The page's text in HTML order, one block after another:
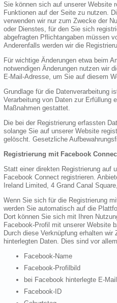
Sie können sich auf unserer Website
Funktionen auf der Seite zu nutzen.
verwenden wir nur zum Zwecke der
oder Dienstes, für den Sie sich
abgefragten Pflichtangaben müssen
Anderenfalls werden wir die
Für wichtige Änderungen etwa beim
notwendigen Änderungen nutzen wir
E-Mail-Adresse, um Sie auf diesem
Grundlage für die Datenverarbeitung
Verarbeitung von Daten zur Erfüllung
Maßnahmen gestattet.
Die bei der Registrierung erfassten
solange Sie auf unserer Website
gelöscht. Gesetzliche
Registrierung mit Facebook
Statt einer direkten Registrierung auf
Facebook Connect registrieren.
Ireland Limited, 4 Grand Canal
Wenn Sie sich für die Registrierung
werden Sie automatisch auf die
Dort können Sie sich mit Ihren
Facebook-Profil mit unserer Website
Durch diese Verknüpfung erhalten
hinterlegten Daten. Dies sind vor
Facebook-Name
Facebook-Profilbild
bei Facebook hinterlegte E-
Facebook-ID